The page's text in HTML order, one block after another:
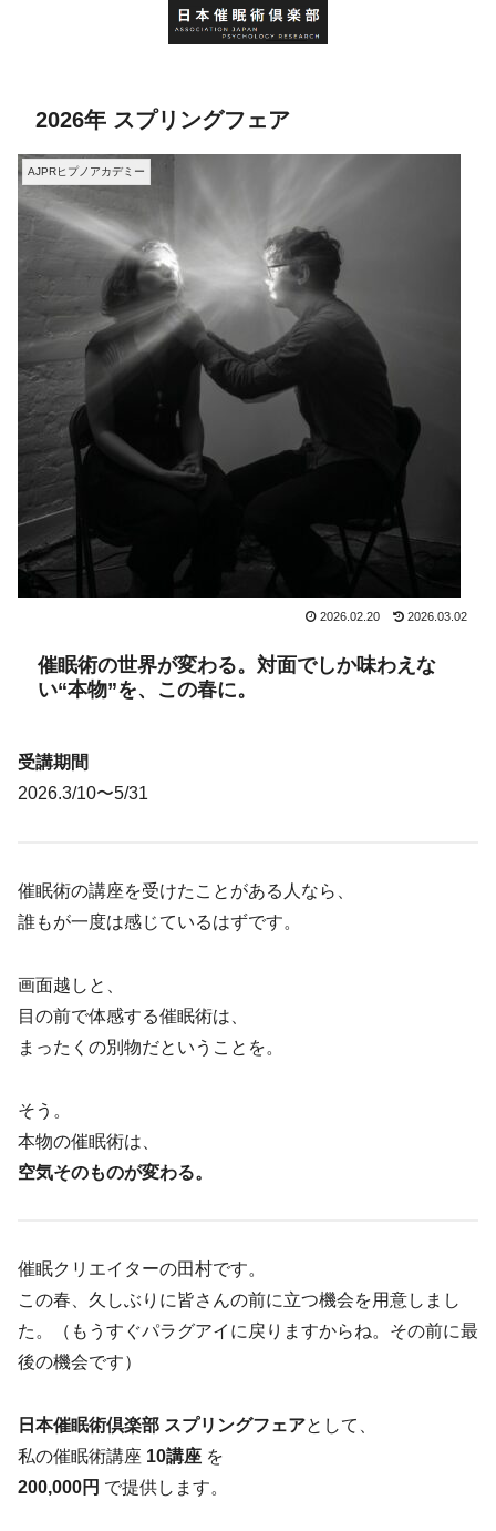
2026年 スプリングフェア
AJPRヒプノアカデミー
2026.02.20 2026.03.02
催眠術の世界が変わる。対面でしか味わえな
い“本物”を、この春に。
受講期間
2026.3/10〜5/31
催眠術の講座を受けたことがある人なら、
誰もが一度は感じているはずです。
画面越しと、
目の前で体感する催眠術は、
まったくの別物だということを。
そう。
本物の催眠術は、
空気そのものが変わる。
催眠クリエイターの田村です。
この春、久しぶりに皆さんの前に立つ機会を用意しまし
た。（もうすぐパラグアイに戻りますからね。その前に最
後の機会です）
日本催眠術倶楽部 スプリングフェアとして、
私の催眠術講座 10講座 を
200,000円 で提供します。